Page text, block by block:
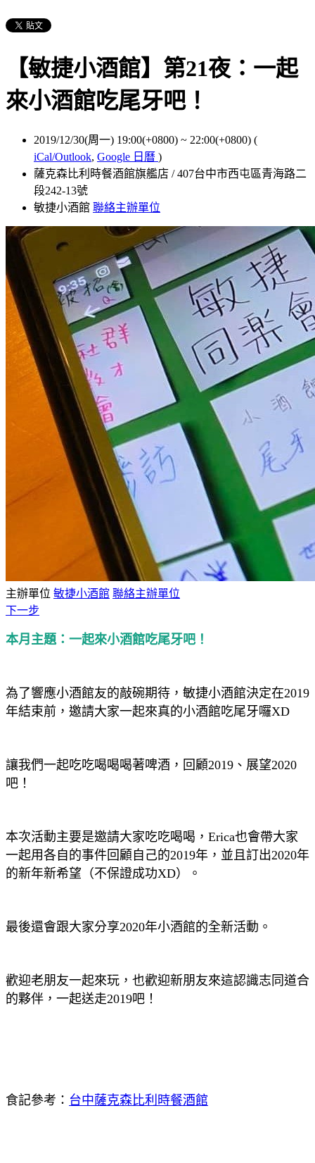
【敏捷小酒館】第21夜：一起
來小酒館吃尾牙吧！
2019/12/30(周一) 19:00(+0800) ~ 22:00(+0800) (
iCal/Outlook, Google 日曆 )
薩克森比利時餐酒館旗艦店 / 407台中市西屯區青海路二
段242-13號
敏捷小酒館 聯絡主辦單位
主辦單位 敏捷小酒館 聯絡主辦單位
下一步
本月主題：一起來小酒館吃尾牙吧！
為了響應小酒館友的敲碗期待，敏捷小酒館決定在2019
年結束前，邀請大家一起來真的小酒館吃尾牙囉XD
讓我們一起吃吃喝喝喝著啤酒，回顧2019、展望2020
吧！
本次活動主要是邀請大家吃吃喝喝，Erica也會帶大家
一起用各自的事件回顧自己的2019年，並且訂出2020年
的新年新希望（不保證成功XD）。
最後還會跟大家分享2020年小酒館的全新活動。
歡迎老朋友一起來玩，也歡迎新朋友來這認識志同道合
的夥伴，一起送走2019吧！
食記參考： 台中薩克森比利時餐酒館